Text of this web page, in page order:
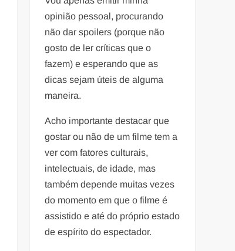
opinião pessoal, procurando
não dar spoilers (porque não
gosto de ler críticas que o
fazem) e esperando que as
dicas sejam úteis de alguma
maneira.
Acho importante destacar que
gostar ou não de um filme tem a
ver com fatores culturais,
intelectuais, de idade, mas
também depende muitas vezes
do momento em que o filme é
assistido e até do próprio estado
de espírito do espectador.